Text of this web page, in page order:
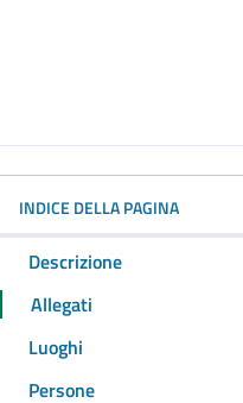
INDICE DELLA PAGINA
Descrizione
Allegati
Luoghi
Persone